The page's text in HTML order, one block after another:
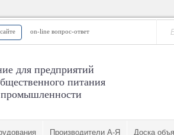
on-line вопрос-ответ
для предприятий
питания
Производители А-Я Доска